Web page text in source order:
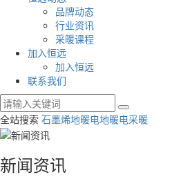
品牌动态
行业资讯
采暖课程
加入恒远
加入恒远
联系我们
全站搜索 石墨烯地暖电地暖电采暖
新闻资讯